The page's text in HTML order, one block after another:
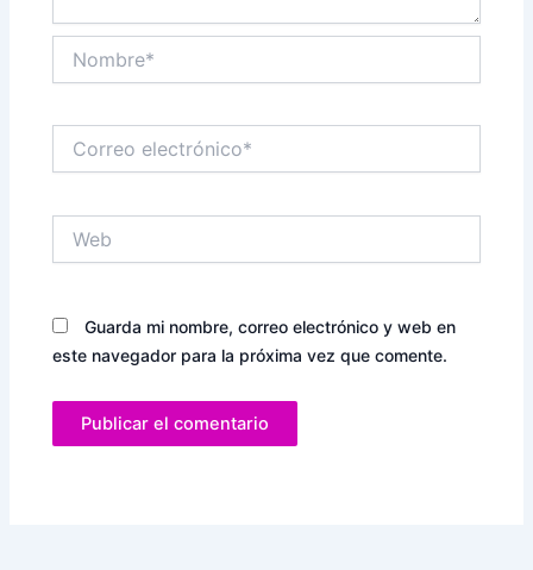
electrónico*
Guarda mi nombre, correo electrónico y web en
este navegador para la próxima vez que comente.